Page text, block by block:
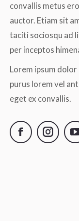
convallis metus
auctor. Etiam sit
taciti sociosqu ad
per inceptos
Lorem ipsum
purus lorem vel
eget ex convallis.
Facebook